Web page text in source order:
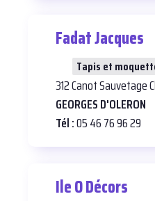
Fadat Jacques
Tapis et
312 Canot Sauvetage
GEORGES D'OLERON
Tél :05 46 76 96 29
Ile O Décors